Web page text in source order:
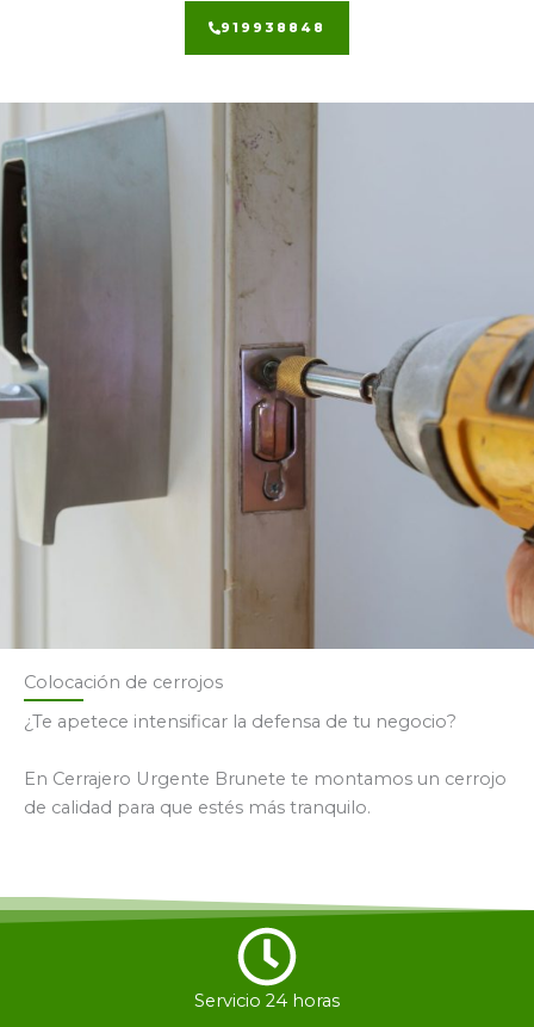
919938848
Colocación de cerrojos
¿Te apetece intensificar la defensa de tu negocio?
En Cerrajero Urgente Brunete te montamos un cerrojo
de calidad para que estés más tranquilo.
Servicio 24 horas